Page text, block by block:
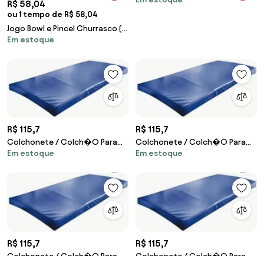
R$ 58,04
ou 1 tempo de R$ 58,04
Jogo Bowl e Pincel Churrasco (2
peças)
Em estoque
R$ 115,7
Colchonete / Colch�O Para
Visita D20 Azul Com Selo Do
Em estoque
R$ 115,7
Colchonete / Colch�O Para
Visita D20 Azul Com Selo Do
Em estoque
R$ 115,7 R$ 115,7